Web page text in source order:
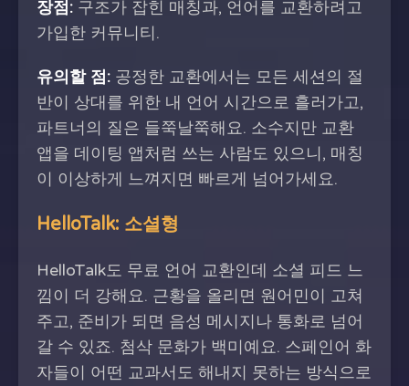
장점: 구조가 잡힌 매칭과, 언어를 교환하려고
가입한 커뮤니티.
유의할 점: 공정한 교환에서는 모든 세션의 절
반이 상대를 위한 내 언어 시간으로 흘러가고,
파트너의 질은 들쭉날쭉해요. 소수지만 교환
앱을 데이팅 앱처럼 쓰는 사람도 있으니, 매칭
이 이상하게 느껴지면 빠르게 넘어가세요.
HelloTalk: 소셜형
HelloTalk도 무료 언어 교환인데 소셜 피드 느
낌이 더 강해요. 근황을 올리면 원어민이 고쳐
주고, 준비가 되면 음성 메시지나 통화로 넘어
갈 수 있죠. 첨삭 문화가 백미예요. 스페인어 화
자들이 어떤 교과서도 해내지 못하는 방식으로